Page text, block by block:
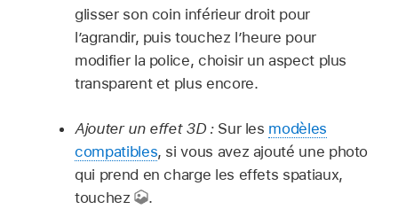
glisser son coin inférieur droit pour
l’agrandir, puis touchez l’heure pour
modifier la police, choisir un aspect plus
transparent et plus encore.
Ajouter un effet 3D :Sur les modèles
compatibles, si vous avez ajouté une photo
qui prend en charge les effets spatiaux,
touchez
.